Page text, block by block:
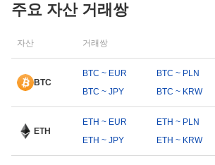
주요 자산 거래쌍
자산 거래쌍
BTC
BTC ~ EUR BTC ~ PLN
BTC ~ JPY
BTC ~ KRW
ETH
ETH ~ EUR ETH ~ PLN
ETH ~ JPY
ETH ~ KRW